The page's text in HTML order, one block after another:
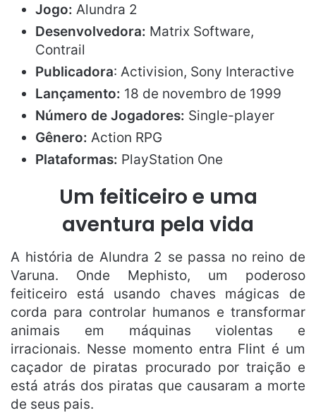
Jogo: Alundra 2
Desenvolvedora: Matrix Software,
Contrail
Publicadora: Activision, Sony Interactive
Lançamento: 18 de novembro de 1999
Número de Jogadores: Single-player
Gênero: Action RPG
Plataformas: PlayStation One
Um feiticeiro e uma
aventura pela vida
A história de Alundra 2 se passa no reino de
Varuna. Onde Mephisto, um poderoso
feiticeiro está usando chaves mágicas de
corda para controlar humanos e transformar
animais em máquinas violentas e
irracionais. Nesse momento entra Flint é um
caçador de piratas procurado por traição e
está atrás dos piratas que causaram a morte
de seus pais.